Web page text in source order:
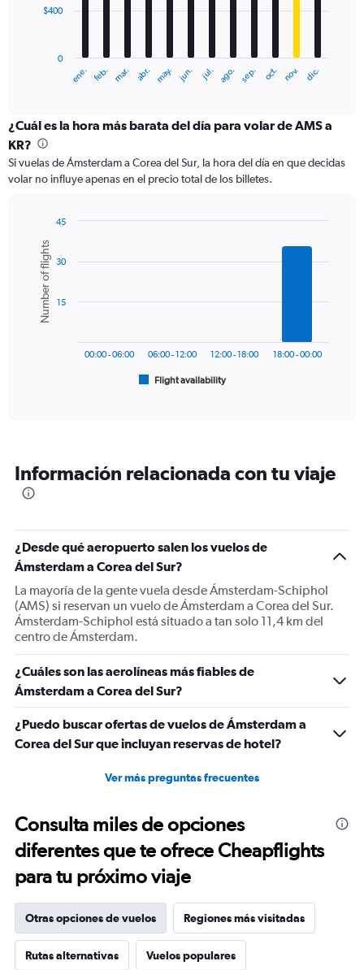
The
categories.
Range:
12
categories.
The
axis
displaying
values.
Range:
ene. feb. mar. abr. may. jun. jul. ago. sep. oct. nov. dic.
0
$400
¿Cuál es la hora más barata del día para volar de AMS a
KR?
Si vuelas de Ámsterdam a Corea del Sur, la hora del día en que decidas
volar no influye apenas en el precio total de los billetes.
chart
with
bars.
The
categories.
The
Y
axis
displaying
Number
of
flights.
Range:
to
45.
Chart
graphic.
Number of flights
Flight availability
00:00 - 06:00 06:00 - 12:00 12:00 - 18:00 18:00 - 00:00
15
30
45
Información relacionada con tu viaje
¿Desde qué aeropuerto salen los vuelos de
Ámsterdam a Corea del Sur?
La mayoría de la gente vuela desde Ámsterdam-Schiphol
(AMS) si reservan un vuelo de Ámsterdam a Corea del Sur.
Ámsterdam-Schiphol está situado a tan solo 11,4 km del
centro de Ámsterdam.
¿Cuáles son las aerolíneas más fiables de
Ámsterdam a Corea del Sur?
¿Puedo buscar ofertas de vuelos de Ámsterdam a
Corea del Sur que incluyan reservas de hotel?
Ver más preguntas frecuentes
Consulta miles de opciones
diferentes que te ofrece Cheapflights
para tu próximo viaje
Otras opciones de vuelos Regiones más visitadas
Rutas alternativas Vuelos populares